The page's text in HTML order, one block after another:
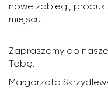
nowe zabiegi,
miejscu.
Zapraszamy do
Tobą.
Małgorzata